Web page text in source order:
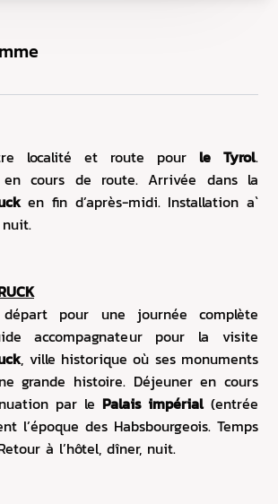
localité et route pour le Tyrol.
cours de route. Arrivée dans la
en fin d’après-midi. Installation a`
départ pour une journée complète
accompagnateur pour la visite
, ville historique où ses monuments
grande histoire. Déjeuner en cours
par le Palais impérial(entrée
l’époque des Habsbourgeois. Temps
à l’hôtel, dîner, nuit.